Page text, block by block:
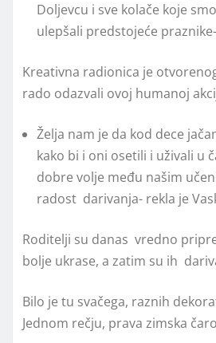
Doljevcu i sve kolače koje
ulepšali predstojeće
Kreativna radionica je
rado odazvali ovoj humanoj
Želja nam je da kod dece
kako bi i oni osetili i uživali u
dobre volje među našim
radost darivanja- rekla je
Roditelji su danas vredno
bolje ukrase, a zatim su ih
Bilo je tu svačega, raznih
Jednom rečju, prava zimska